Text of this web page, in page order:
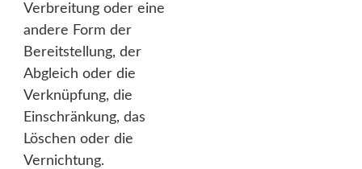
Verbreitung oder eine
andere Form der
Bereitstellung, der
Abgleich oder die
Verknüpfung, die
Einschränkung, das
Löschen oder die
Vernichtung.